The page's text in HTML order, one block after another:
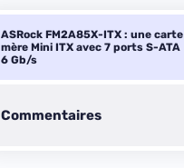
ASRock FM2A85X-ITX : une carte
mère Mini ITX avec 7 ports S-ATA
6 Gb/s
Commentaires